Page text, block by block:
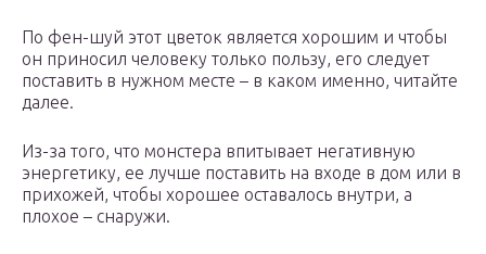
По фен-шуй этот цветок является хорошим и чтобы
он приносил человеку только пользу, его следует
поставить в нужном месте – в каком именно, читайте
далее.
Из-за того, что монстера впитывает негативную
энергетику, ее лучше поставить на входе в дом или в
прихожей, чтобы хорошее оставалось внутри, а
плохое – снаружи.